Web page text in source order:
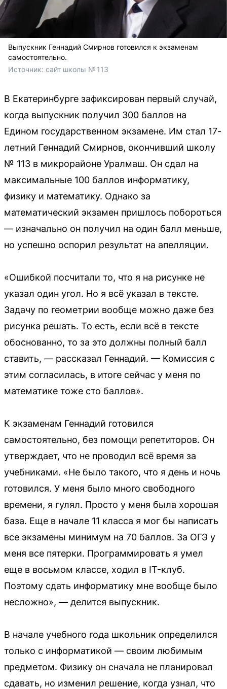
Выпускник Геннадий Смирнов готовился к экзаменам
самостоятельно.
Источник: сайт школы № 113
В Екатеринбурге зафиксирован первый случай,
когда выпускник получил 300 баллов на
Едином государственном экзамене. Им стал 17-
летний Геннадий Смирнов, окончивший школу
№ 113 в микрорайоне Уралмаш. Он сдал на
максимальные 100 баллов информатику,
физику и математику. Однако за
математический экзамен пришлось побороться
— изначально он получил на один балл меньше,
но успешно оспорил результат на апелляции.
«Ошибкой посчитали то, что я на рисунке не
указал один угол. Но я всё указал в тексте.
Задачу по геометрии вообще можно даже без
рисунка решать. То есть, если всё в тексте
обоснованно, то за это должны полный балл
ставить, — рассказал Геннадий. — Комиссия с
этим согласилась, в итоге сейчас у меня по
математике тоже сто баллов».
К экзаменам Геннадий готовился
самостоятельно, без помощи репетиторов. Он
утверждает, что не проводил всё время за
учебниками. «Не было такого, что я день и ночь
готовился. У меня было много свободного
времени, я гулял. Просто у меня была хорошая
база. Еще в начале 11 класса я мог бы написать
все экзамены минимум на 70 баллов. За ОГЭ у
меня все пятерки. Программировать я умел
еще в восьмом классе, ходил в IT-клуб.
Поэтому сдать информатику мне вообще было
несложно», — делится выпускник.
В начале учебного года школьник определился
только с информатикой — своим любимым
предметом. Физику он сначала не планировал
сдавать, но изменил решение, когда узнал, что